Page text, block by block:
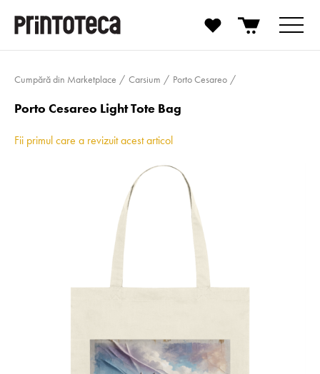
Cumpără din Marketplace Carsium Porto Cesareo
Porto Cesareo Light Tote Bag
Fii primul care a revizuit acest articol